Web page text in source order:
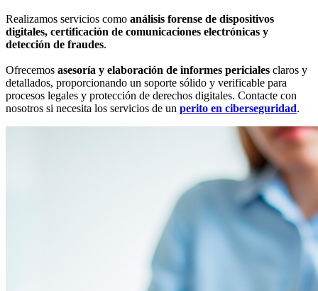
Realizamos servicios como análisis forense de dispositivos
digitales, certificación de comunicaciones electrónicas y
detección de fraudes.
Ofrecemos asesoría y elaboración de informes periciales claros y
detallados, proporcionando un soporte sólido y verificable para
procesos legales y protección de derechos digitales. Contacte con
nosotros si necesita los servicios de un perito en ciberseguridad.